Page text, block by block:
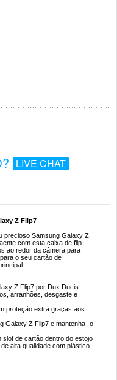
LIVE CHAT
Z Flip7
precioso Samsung Galaxy Z
com esta caixa de flip
ao redor da câmera para
o seu cartão de
Z Flip7 por Dux Ducis
arranhões, desgaste e
proteção extra graças aos
Galaxy Z Flip7 e mantenha -o
slot de cartão dentro do estojo
alta qualidade com plástico